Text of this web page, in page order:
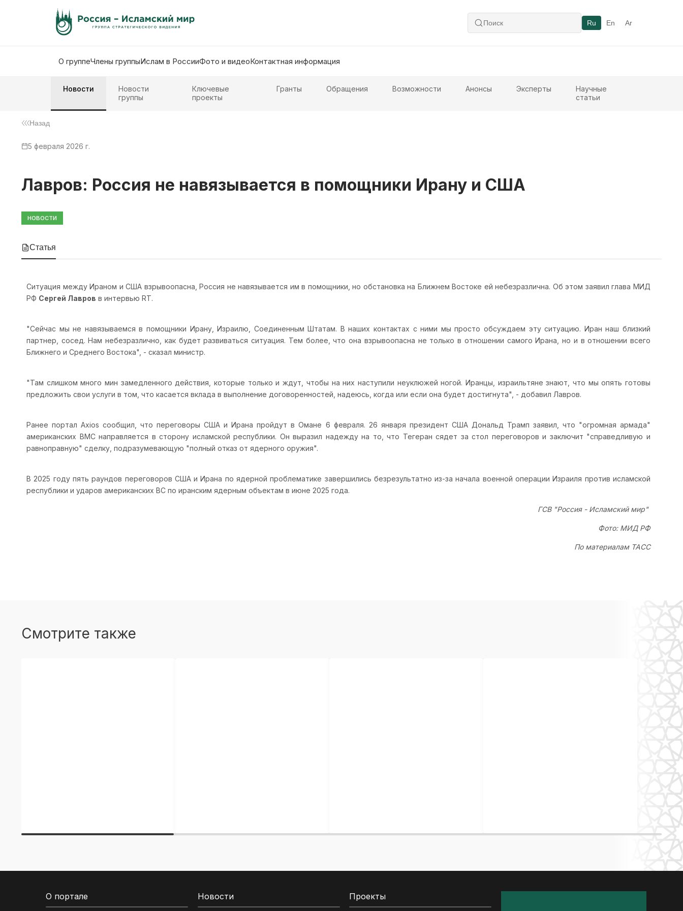
Ru En Ar
О группеЧлены группыИслам в РоссииФото и видеоКонтактная информация
Новости
Новости
группы
Ключевые
проекты
Гранты Обращения Возможности Анонсы Эксперты
Научные
статьи
Назад
5 февраля 2026 г.
Лавров: Россия не навязывается в помощники Ирану и США
НОВОСТИ
Статья
Ситуация между Ираном и США взрывоопасна, Россия не навязывается им в помощники, но обстановка на Ближнем Востоке ей небезразлична. Об этом заявил глава МИД
РФ Сергей Лавров в интервью RT.
"Сейчас мы не навязываемся в помощники Ирану, Израилю, Соединенным Штатам. В наших контактах с ними мы просто обсуждаем эту ситуацию. Иран наш близкий
партнер, сосед. Нам небезразлично, как будет развиваться ситуация. Тем более, что она взрывоопасна не только в отношении самого Ирана, но и в отношении всего
Ближнего и Среднего Востока", - сказал министр.
"Там слишком много мин замедленного действия, которые только и ждут, чтобы на них наступили неуклюжей ногой. Иранцы, израильтяне знают, что мы опять готовы
предложить свои услуги в том, что касается вклада в выполнение договоренностей, надеюсь, когда или если она будет достигнута", - добавил Лавров.
Ранее портал Axios сообщил, что переговоры США и Ирана пройдут в Омане 6 февраля. 26 января президент США Дональд Трамп заявил, что "огромная армада"
американских ВМС направляется в сторону исламской республики. Он выразил надежду на то, что Тегеран сядет за стол переговоров и заключит "справедливую и
равноправную" сделку, подразумевающую "полный отказ от ядерного оружия".
В 2025 году пять раундов переговоров США и Ирана по ядерной проблематике завершились безрезультатно из-за начала военной операции Израиля против исламской
республики и ударов американских ВС по иранским ядерным объектам в июне 2025 года.
ГСВ "Россия - Исламский мир"
Фото: МИД РФ
По материалам ТАСС
Смотрите также
О портале Новости Проекты